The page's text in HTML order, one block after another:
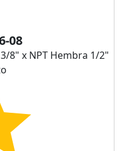
08
8" x NPT Hembra 1/2"